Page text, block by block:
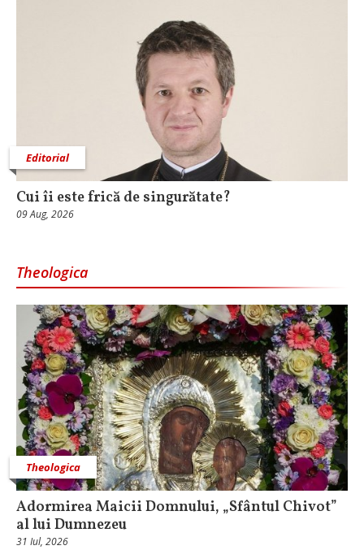
Editorial
Cui îi este frică de singurătate?
09 Aug, 2026
Theologica
Theologica
Adormirea Maicii Domnului, „Sfântul Chivot”
al lui Dumnezeu
31 Iul, 2026